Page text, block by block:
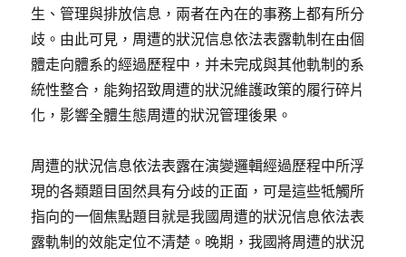
生、管理與排放信息，兩者在內在的事務上都有所分
歧。由此可見，周遭的狀況信息依法表露軌制在由個
體走向體系的經過歷程中，并未完成與其他軌制的系
統性整合，能夠招致周遭的狀況維護政策的履行碎片
化，影響全體生態周遭的狀況管理後果。
周遭的狀況信息依法表露在演變邏輯經過歷程中所浮
現的各類題目固然具有分歧的正面，可是這些牴觸所
指向的一個焦點題目就是我國周遭的狀況信息依法表
露軌制的效能定位不清楚。晚期，我國將周遭的狀況